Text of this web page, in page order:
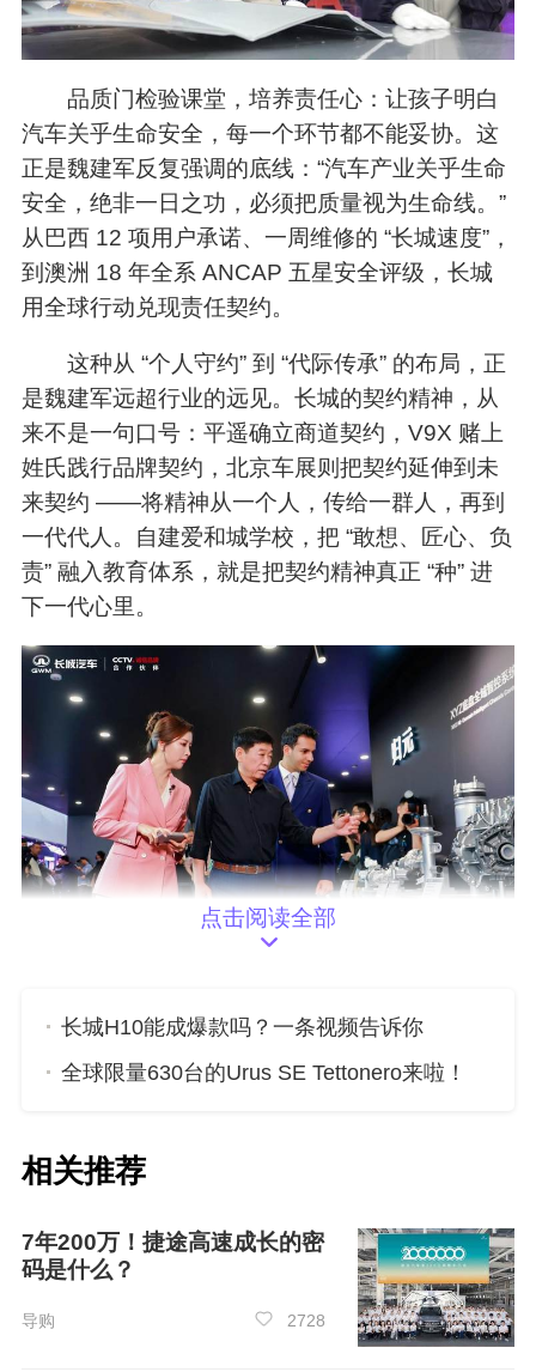
品质门检验课堂，培养责任心：让孩子明白
汽车关乎生命安全，每一个环节都不能妥协。这
正是魏建军反复强调的底线：“汽车产业关乎生命
安全，绝非一日之功，必须把质量视为生命线。”
从巴西 12 项用户承诺、一周维修的 “长城速度”，
到澳洲 18 年全系 ANCAP 五星安全评级，长城
用全球行动兑现责任契约。
这种从 “个人守约” 到 “代际传承” 的布局，正
是魏建军远超行业的远见。长城的契约精神，从
来不是一句口号：平遥确立商道契约，V9X 赌上
姓氏践行品牌契约，北京车展则把契约延伸到未
来契约 ——将精神从一个人，传给一群人，再到
一代代人。自建爱和城学校，把 “敢想、匠心、负
责” 融入教育体系，就是把契约精神真正 “种” 进
下一代心里。
放眼全球，成熟的汽车文化无不以教育与传
匠体系的尊重；日本的精益文化，离不开代代相
庭与社会的长期熏陶。中国要从汽车大国走向汽
车强国，同样需要一套属于自己的文化体系 ——
魂，而教育就是这一切的起点。
魏建军的选择，也为行业提供了新的思路：
车企的竞争，终将从产品、技术、价格，升级到
点击阅读全部
长城H10能成爆款吗？一条视频告诉你
全球限量630台的Urus SE Tettonero来啦！
相关推荐
7年200万！捷途高速成长的密
码是什么？
导购 2728